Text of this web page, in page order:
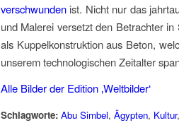
verschwunden ist. Nicht nur das
und Malerei versetzt den Betrachter
als Kuppelkonstruktion aus Beton,
unserem technologischen Zeitalter
Alle Bilder der Edition ‚Weltbilder‘
Schlagworte: Abu Simbel, Ägypten, Kultur,